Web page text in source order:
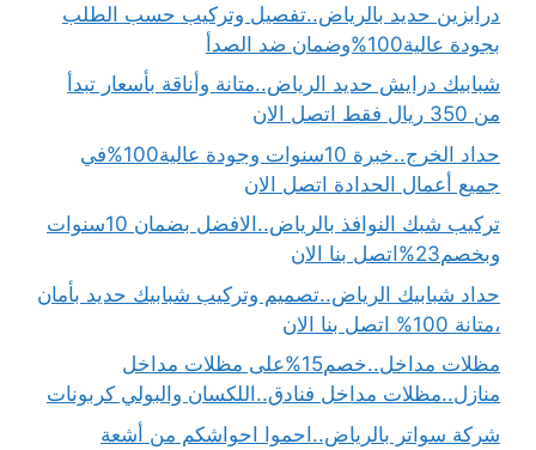
درابزين حديد بالرياض..تفصيل وتركيب حسب الطلب
بجودة عالية100%وضمان ضد الصدأ
شبابيك درايش حديد الرياض..متانة وأناقة بأسعار تبدأ
من 350 ريال فقط اتصل الان
حداد الخرج..خبرة 10سنوات وجودة عالية100%في
جميع أعمال الحدادة اتصل الان
تركيب شبك النوافذ بالرياض..الافضل بضمان 10سنوات
وبخصم23%اتصل بنا الان
حداد شبابيك الرياض..تصميم وتركيب شبابيك حديد بأمان
،متانة 100% اتصل بنا الان
مظلات مداخل..خصم15%على مظلات مداخل
منازل..مظلات مداخل فنادق..اللكسان والبولي كربونات
شركة سواتر بالرياض..احموا احواشكم من أشعة